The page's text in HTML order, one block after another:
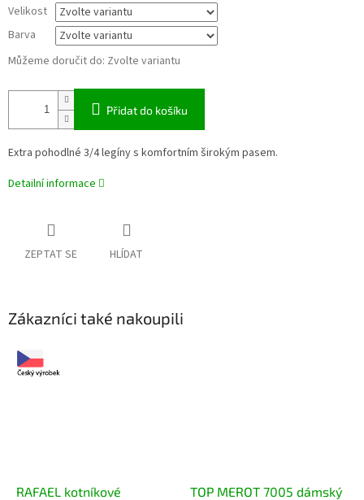
Velikost
Barva
Můžeme doručit do: Zvolte variantu
Přidat do košíku
Extra pohodlné 3/4 legíny s komfortním širokým pasem.
Detailní informace
ZEPTAT SE HLÍDAT
Zákazníci také nakoupili
RAFAEL kotníkové
TOP MEROT 7005 dámský